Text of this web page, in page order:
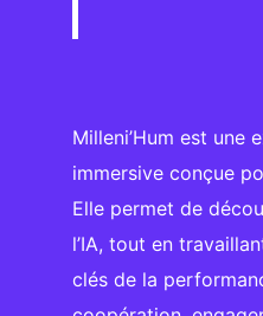
Milleni’Hum est une
immersive conçue
Elle permet de
l’IA, tout en
clés de la